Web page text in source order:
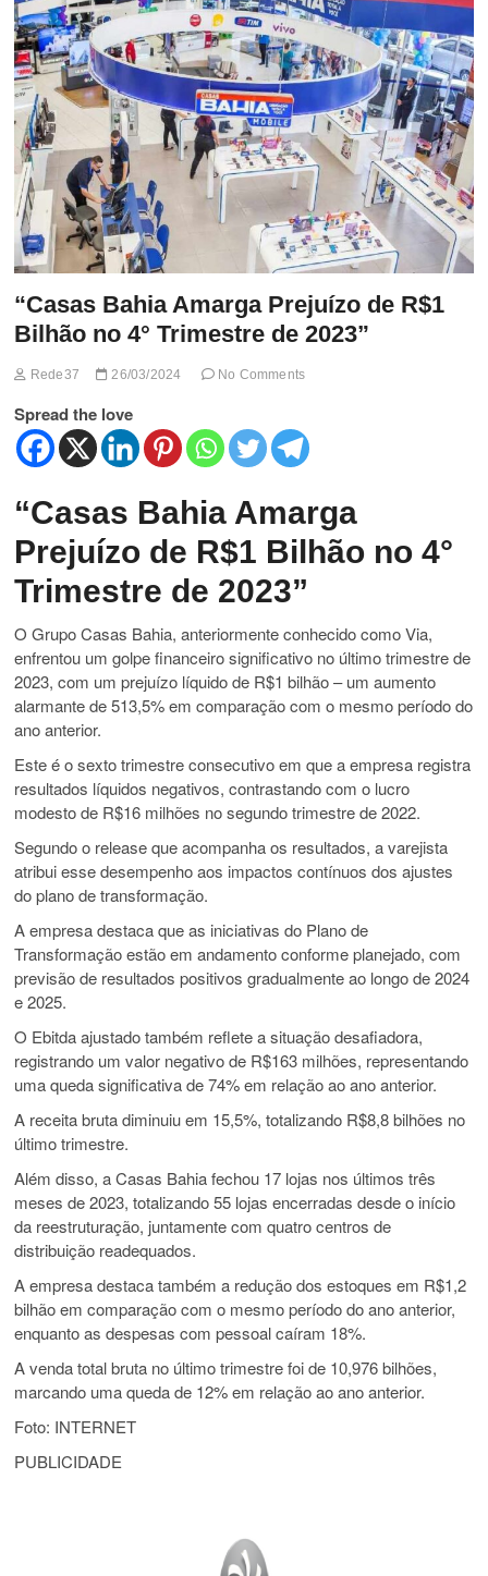
t
t
o
n
“Casas Bahia Amarga Prejuízo de R$1
Bilhão no 4° Trimestre de 2023”
Rede37 26/03/2024 No Comments
Spread the love
“Casas Bahia Amarga
Prejuízo de R$1 Bilhão no 4°
Trimestre de 2023”
O Grupo Casas Bahia, anteriormente conhecido como Via,
enfrentou um golpe financeiro significativo no último trimestre de
2023, com um prejuízo líquido de R$1 bilhão – um aumento
alarmante de 513,5% em comparação com o mesmo período do
ano anterior.
Este é o sexto trimestre consecutivo em que a empresa registra
resultados líquidos negativos, contrastando com o lucro
modesto de R$16 milhões no segundo trimestre de 2022.
Segundo o release que acompanha os resultados, a varejista
atribui esse desempenho aos impactos contínuos dos ajustes
do plano de transformação.
A empresa destaca que as iniciativas do Plano de
Transformação estão em andamento conforme planejado, com
previsão de resultados positivos gradualmente ao longo de 2024
e 2025.
O Ebitda ajustado também reflete a situação desafiadora,
registrando um valor negativo de R$163 milhões, representando
uma queda significativa de 74% em relação ao ano anterior.
A receita bruta diminuiu em 15,5%, totalizando R$8,8 bilhões no
último trimestre.
Além disso, a Casas Bahia fechou 17 lojas nos últimos três
meses de 2023, totalizando 55 lojas encerradas desde o início
da reestruturação, juntamente com quatro centros de
distribuição readequados.
A empresa destaca também a redução dos estoques em R$1,2
bilhão em comparação com o mesmo período do ano anterior,
enquanto as despesas com pessoal caíram 18%.
A venda total bruta no último trimestre foi de 10,976 bilhões,
marcando uma queda de 12% em relação ao ano anterior.
Foto: INTERNET
PUBLICIDADE